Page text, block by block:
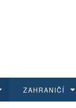
ZAHRANIČÍ